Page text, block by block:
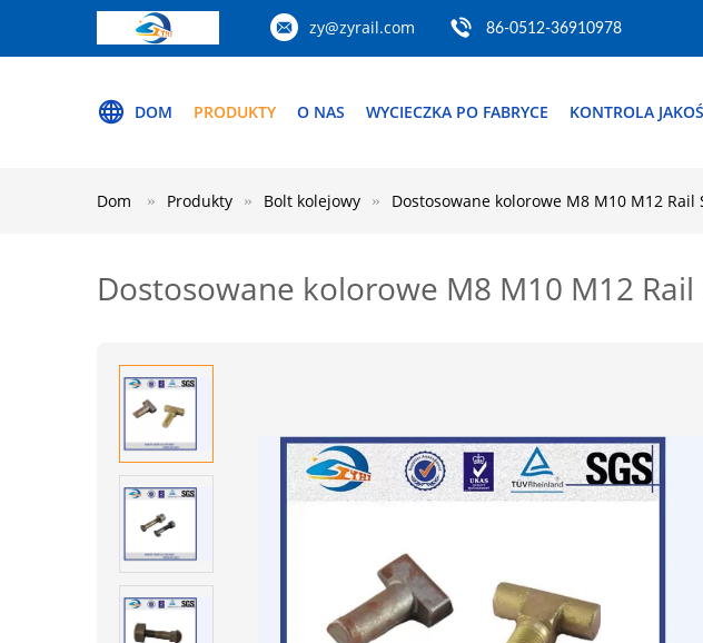
zy@zyrail.com 86-0512-36910978
DOM PRODUKTY O NAS WYCIECZKA PO FABRYCE KONTROLA
Dom Produkty Bolt kolejowy Dostosowane kolorowe M8 M10 M12
Dostosowane kolorowe M8 M10 M12